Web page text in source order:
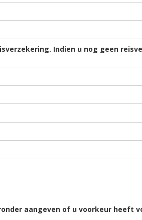
Indien u nog geen
aangeven of u voorkeur heeft